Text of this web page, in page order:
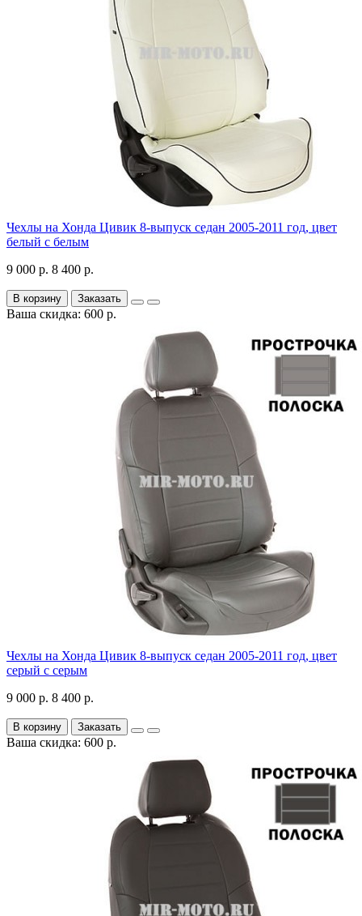
Чехлы на Хонда Цивик 8-выпуск седан 2005-2011 год, цвет
белый с белым
9 000 р. 8 400 р.
В корзину Заказать
Ваша скидка: 600 р.
Чехлы на Хонда Цивик 8-выпуск седан 2005-2011 год, цвет
серый с серым
9 000 р. 8 400 р.
В корзину Заказать
Ваша скидка: 600 р.